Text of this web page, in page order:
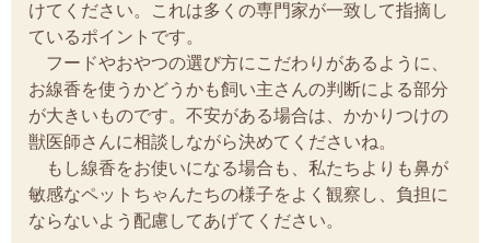
けてください。これは多くの専門家が一致して指摘し
ているポイントです。
フードやおやつの選び方にこだわりがあるように、
お線香を使うかどうかも飼い主さんの判断による部分
が大きいものです。不安がある場合は、かかりつけの
獣医師さんに相談しながら決めてくださいね。
もし線香をお使いになる場合も、私たちよりも鼻が
敏感なペットちゃんたちの様子をよく観察し、負担に
ならないよう配慮してあげてください。